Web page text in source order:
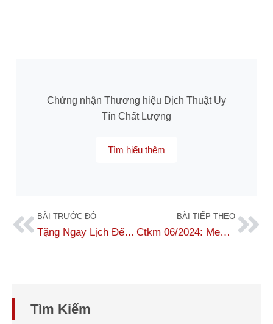
Chứng nhận Thương hiệu Dịch Thuật Uy
Tín Chất Lượng
Tìm hiểu thêm
BÀI TRƯỚC ĐÓ
Tặng Ngay Lịch Để Bàn Độc Quyền 2024 – Tri Ân Khách Hàng
BÀI TIẾP THEO
Ctkm 06/2024: Mega Sale – Đại Tiệc Giảm Giá Cực Sốc
Tìm Kiếm